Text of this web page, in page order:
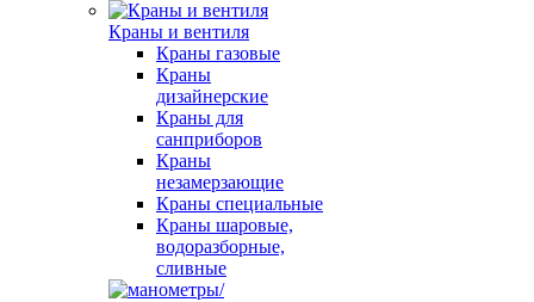
Краны и вентиля
Краны газовые
Краны
дизайнерские
Краны для
санприборов
Краны
незамерзающие
Краны специальные
Краны шаровые,
водоразборные,
сливные